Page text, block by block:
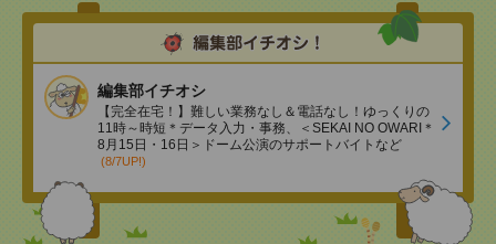
編集部イチオシ
【完全在宅！】難しい業務なし＆電話なし！ゆっくりの
11時～時短＊データ入力・事務、＜SEKAI NO OWARI＊
8月15日・16日＞ドーム公演のサポートバイトなど
(8/7UP!)